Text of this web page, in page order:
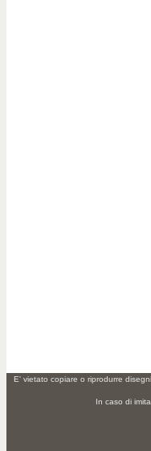
E' vietato copiare o riprodurre
In caso di